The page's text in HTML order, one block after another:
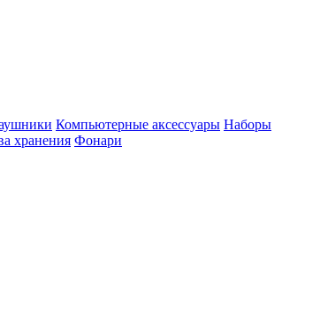
Компьютерные аксессуары Наборы
хранения Фонари